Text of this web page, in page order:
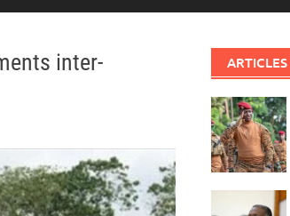
inter-